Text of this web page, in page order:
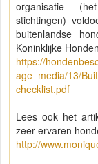
organisatie
stichtingen)
buitenlandse
Koninklijke
https://
age_media/13/
checklist.pdf
Lees ook het
zeer ervaren
http://